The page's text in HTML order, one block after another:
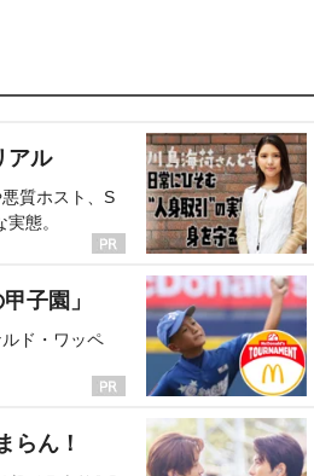
アル
質ホスト、S
態。
子園」
ド・ワッペ
らん！